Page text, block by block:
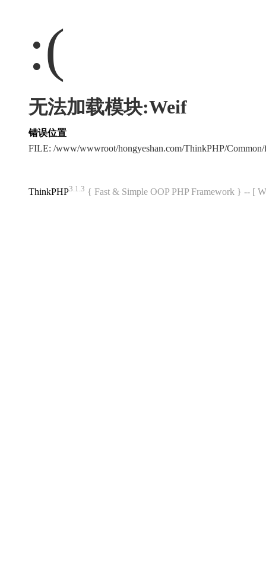
:(
无法加载模块:Weif
错误位置
FILE: /www/wwwroot/hongyeshan.com/ThinkPHP/
ThinkPHP3.1.3 { Fast & Simple OOP PHP Framework } -- [